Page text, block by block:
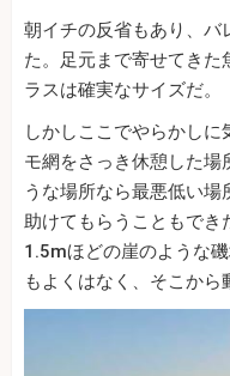
朝イチの反省もあり、バ
た。足元まで寄せてき
ラスは確実なサイズだ。
しかしここでやらかし
モ網をさっき休憩した場
うな場所なら最悪低い
助けてもらうこともでき
1.5mほどの崖のような
もよくはなく、そこから